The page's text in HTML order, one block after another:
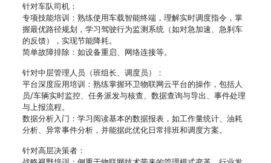
针对车队司机：
专项技能培训：熟练使用车载智能终端，理解实时调度指令，掌
握最优路径规划，学习驾驶行为监测系统（如对急加速、急刹车
的反馈），实现节能降耗。
简单故障排除：如设备重启、网络连接等。
针对中层管理人员（班组长、调度员）：
平台深度应用培训：熟练掌握环卫物联网云平台的操作，包括人
员/车辆实时监控、任务派发与核查、数据查询与导出、事件处理
与上报流程。
数据分析入门：学习阅读基本的数据报表，如工作量统计、油耗
分析、异常事件分析，并能据此优化日常排班和调度方案。
针对高层决策者：